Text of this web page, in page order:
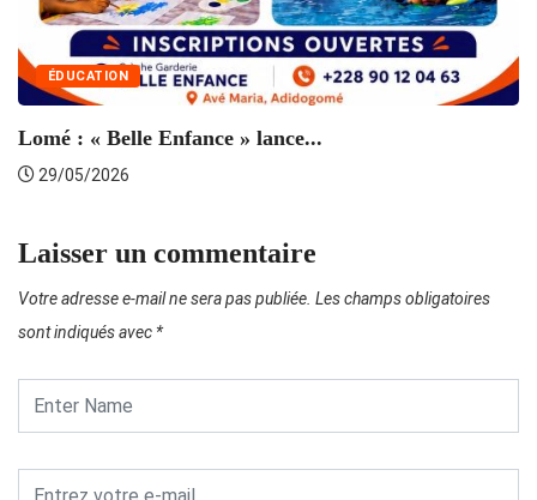
ÉDUCATION
Lomé : « Belle Enfance » lance...
29/05/2026
Laisser un commentaire
Votre adresse e-mail ne sera pas publiée. Les champs obligatoires
sont indiqués avec *